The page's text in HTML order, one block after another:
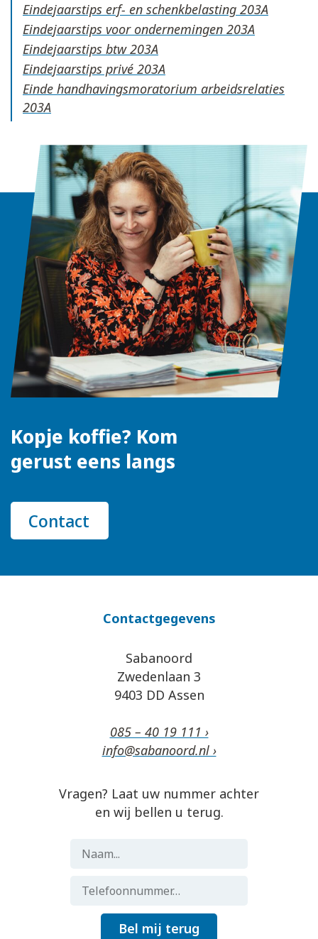
Eindejaarstips erf- en schenkbelasting
Eindejaarstips voor ondernemingen
Eindejaarstips btw
Eindejaarstips privé
Einde handhavingsmoratorium arbeidsrelaties
Kopje koffie? Kom
gerust eens langs
Contact
Contactgegevens
Sabanoord
Zwedenlaan 3
9403 DD Assen
085 – 40 19 111 ›
info@sabanoord.nl ›
Vragen? Laat uw nummer achter
en wij bellen u terug.
Bel mij terug